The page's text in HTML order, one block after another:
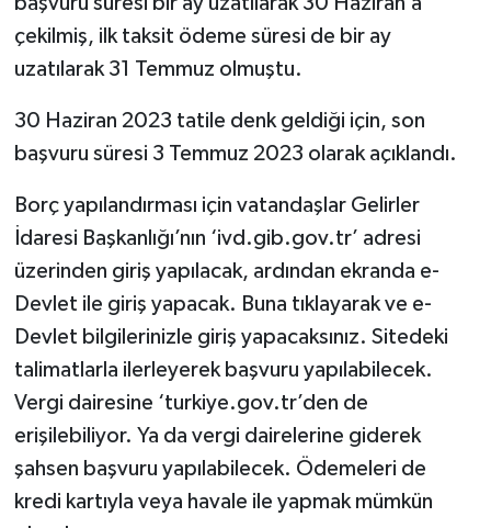
çekilmiş, ilk taksit ödeme süresi de bir ay
uzatılarak 31 Temmuz olmuştu.
30 Haziran 2023 tatile denk geldiği için, son
başvuru süresi 3 Temmuz 2023 olarak açıklandı.
Borç yapılandırması için vatandaşlar Gelirler
İdaresi Başkanlığı’nın ‘ivd.gib.gov.tr’ adresi
üzerinden giriş yapılacak, ardından ekranda e-
Devlet ile giriş yapacak. Buna tıklayarak ve e-
Devlet bilgilerinizle giriş yapacaksınız. Sitedeki
talimatlarla ilerleyerek başvuru yapılabilecek.
Vergi dairesine ‘turkiye.gov.tr’den de
erişilebiliyor. Ya da vergi dairelerine giderek
şahsen başvuru yapılabilecek. Ödemeleri de
kredi kartıyla veya havale ile yapmak mümkün
KÜLTÜR SANAT